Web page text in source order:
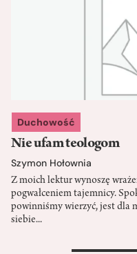
Duchowość
Nie ufam teologom
Szymon Hołownia
Z moich lektur wynoszę
pogwałceniem tajemnicy.
powinniśmy wierzyć, jest dla
siebie...